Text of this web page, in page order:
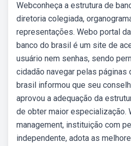
Webconheça a estrutura de
diretoria colegiada,
representações. Webo portal
banco do brasil é um site de
usuário nem senhas, sendo
cidadão navegar pelas páginas
brasil informou que seu
aprovou a adequação da
de obter maior especialização.
management, instituição com
independente, adota as